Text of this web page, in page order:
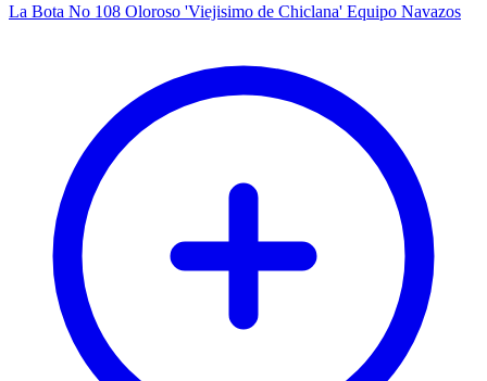
La Bota No 108 Oloroso 'Viejisimo de Chiclana' Equipo Navazos